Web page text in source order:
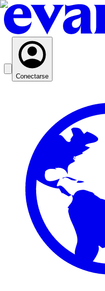
Conectarse